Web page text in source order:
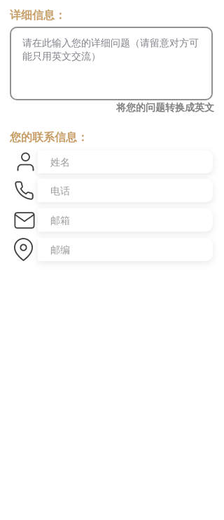
​详细信息：
将您的问题转换成英文
您的联系信息：